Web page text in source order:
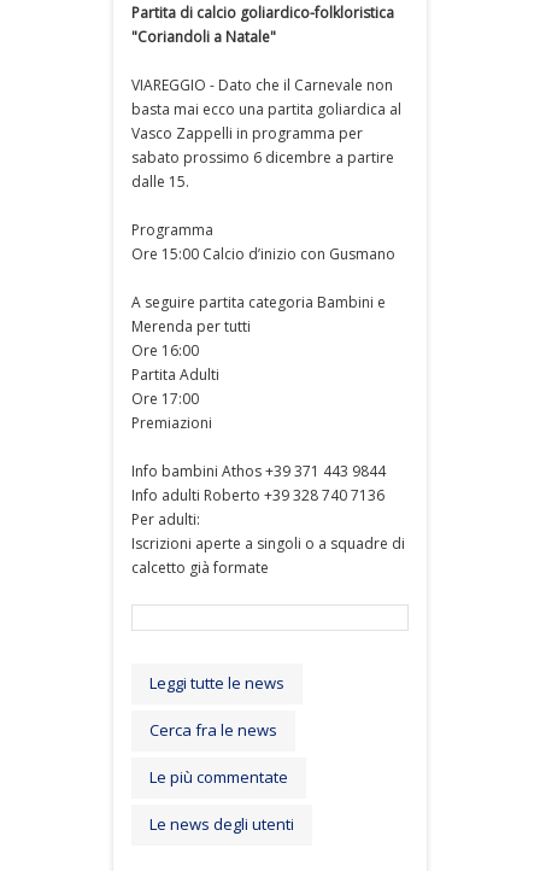
Partita di calcio goliardico-folkloristica
"Coriandoli a Natale"
VIAREGGIO - Dato che il Carnevale non
basta mai ecco una partita goliardica al
Vasco Zappelli in programma per
sabato prossimo 6 dicembre a partire
dalle 15.
Programma
Ore 15:00 Calcio d’inizio con Gusmano
A seguire partita categoria Bambini e
Merenda per tutti
Ore 16:00
Partita Adulti
Ore 17:00
Premiazioni
Info bambini Athos +39 371 443 9844
Info adulti Roberto +39 328 740 7136
Per adulti:
Iscrizioni aperte a singoli o a squadre di
calcetto già formate
Leggi tutte le news
Cerca fra le news
Le più commentate
Le news degli utenti